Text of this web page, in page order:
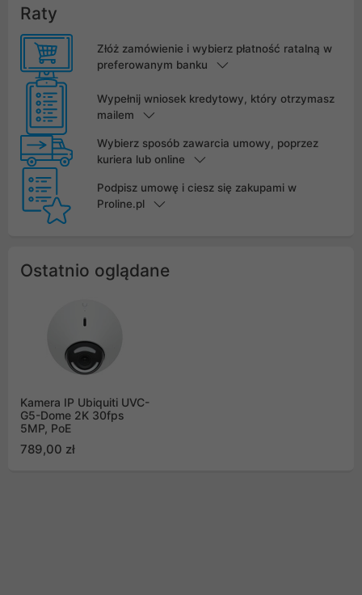
Raty
Złóż zamówienie i wybierz płatność ratalną w
preferowanym banku
Wypełnij wniosek kredytowy, który otrzymasz
mailem
Wybierz sposób zawarcia umowy, poprzez
kuriera lub online
Podpisz umowę i ciesz się zakupami w
Proline.pl
Ostatnio oglądane
Kamera IP Ubiquiti UVC-
G5-Dome 2K 30fps
5MP, PoE
789,00 zł